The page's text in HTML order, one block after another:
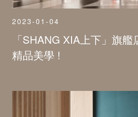
2023-01-04
「SHANG XIA上下」旗
精品美學 !